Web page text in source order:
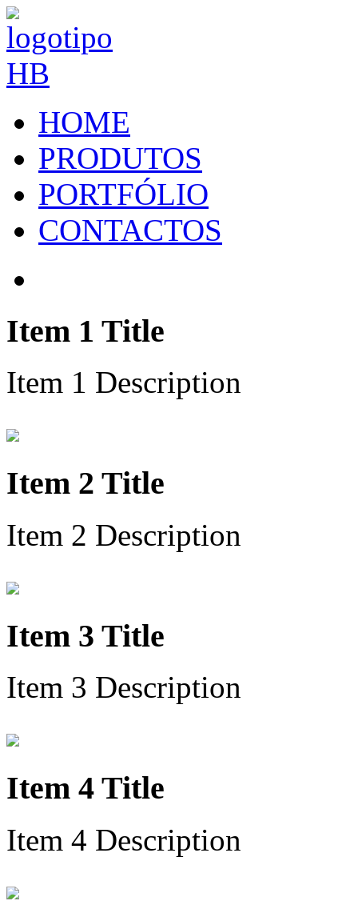
HOME
PRODUTOS
PORTFÓLIO
CONTACTOS
Item 1 Title
Item 1 Description
Item 2 Title
Item 2 Description
Item 3 Title
Item 3 Description
Item 4 Title
Item 4 Description